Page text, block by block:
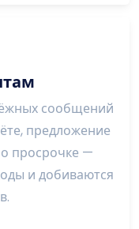
сообщений
предложение
просрочке —
и добиваются